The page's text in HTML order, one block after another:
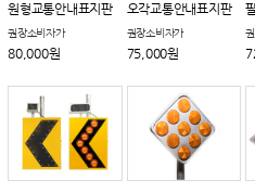
원형교통안내표지판
권장소비자가
80,000원
오각교통안내표지판
권장소비자가
75,000원